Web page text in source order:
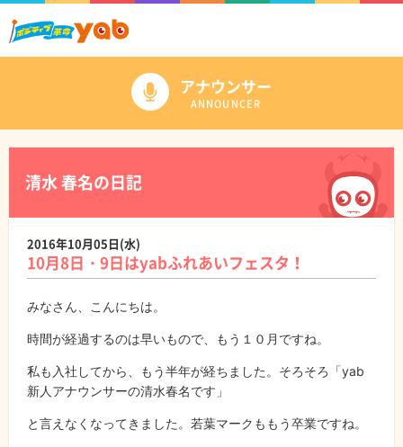
アナウンサー
ANNOUNCER
清水 春名の日記
2016年10月05日(水)
10月8日・9日はyabふれあいフェスタ！
みなさん、こんにちは。
時間が経過するのは早いもので、もう１０月ですね。
私も入社してから、もう半年が経ちました。そろそろ「yab
新人アナウンサーの清水春名です」
と言えなくなってきました。若葉マークももう卒業ですね。